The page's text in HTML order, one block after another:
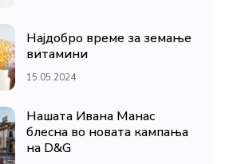
Најдобро време за земање
витамини
15.05.2024
Нашата Ивана Манас
блесна во новата кампања
на D&G